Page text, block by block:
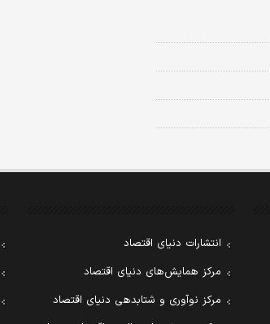
انتشارات دنیای اقتصاد
مرکز همایش‌های دنیای اقتصاد
مرکز نوآوری و شتابدهی دنیای اقتصاد